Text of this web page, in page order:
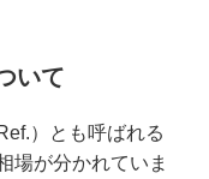
いて
）とも呼ばれる
場が分かれていま